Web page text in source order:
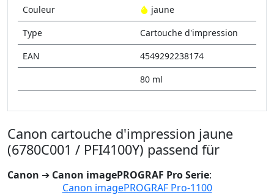
Couleur
jaune
Type
Cartouche d'impression
EAN
4549292238174
80 ml
Canon cartouche d'impression jaune
(6780C001 / PFI4100Y) passend für
Canon ➔ Canon imagePROGRAF Pro Serie:
Canon imagePROGRAF Pro-1100